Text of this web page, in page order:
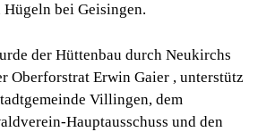
Hügeln bei Geisingen.
der Hüttenbau durch Neukirchs
Oberforstrat Erwin Gaier , unterstütz
Villingen, dem
Hauptausschuss und den